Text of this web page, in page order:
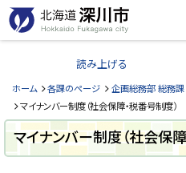
本
文
へ
ー
北
道
深
川
市
H
読み上げる
ホーム 各課のページ 企画総務部 総務課
マイナンバー制度（社会保障・税番号制度）
マイナンバー制度（社会保